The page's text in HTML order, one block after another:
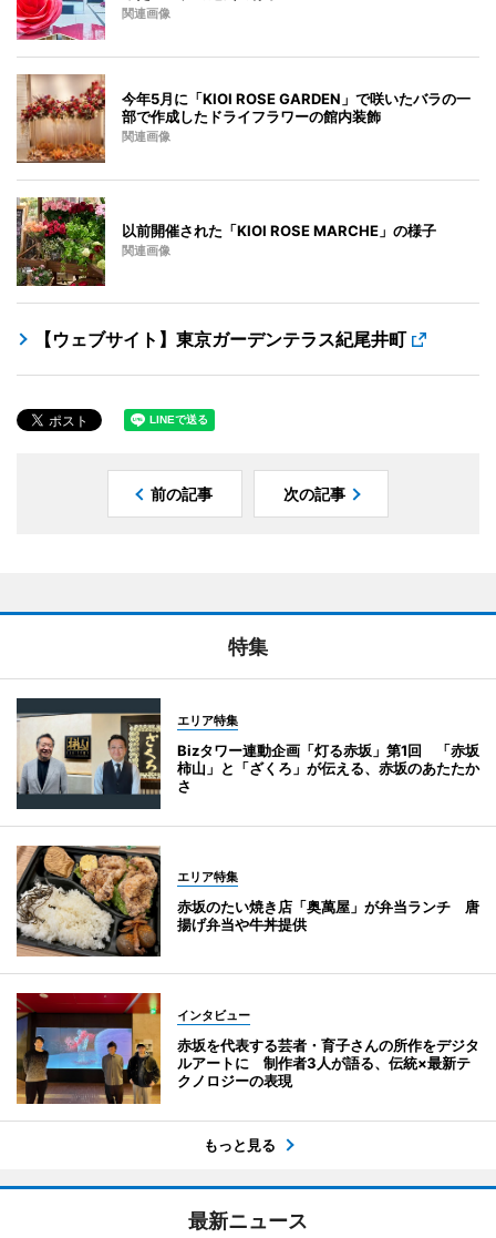
関連画像
今年5月に「KIOI ROSE GARDEN」で咲いたバラの一
部で作成したドライフラワーの館内装飾
関連画像
以前開催された「KIOI ROSE MARCHE」の様子
関連画像
【ウェブサイト】東京ガーデンテラス紀尾井町
前の記事 次の記事
特集
エリア特集
Bizタワー連動企画「灯る赤坂」第1回 「赤坂
柿山」と「ざくろ」が伝える、赤坂のあたたか
さ
エリア特集
赤坂のたい焼き店「奥萬屋」が弁当ランチ 唐
揚げ弁当や牛丼提供
インタビュー
赤坂を代表する芸者・育子さんの所作をデジタ
ルアートに 制作者3人が語る、伝統×最新テ
クノロジーの表現
もっと見る
最新ニュース